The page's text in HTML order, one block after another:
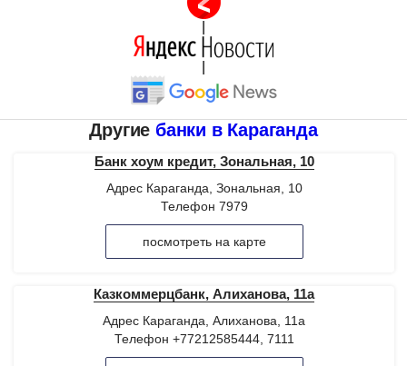
Другие банки в Караганда
Банк хоум кредит, Зональная, 10
Адрес Караганда, Зональная, 10
Телефон 7979
посмотреть на карте
Казкоммерцбанк, Алиханова, 11а
Адрес Караганда, Алиханова, 11а
Телефон +77212585444, 7111